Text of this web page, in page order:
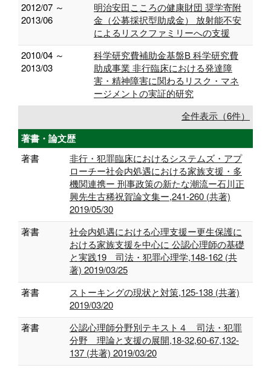
2012/07 ～
2013/06
明治安田こころの健康財団 奨学寄附
金（公募採択型助成金） 放射能不安
によるリスクファミリーへの支援
2010/04 ～
2013/03
科学研究費補助金基盤B 科学研究費
助成事業 非行臨床における発達障
害・精神障害に関わるリスク・マネ
ージメントの実証的研究
全件表示（6件）
著書・論文歴
著書
非行・犯罪臨床におけるシステムズ・アプ
ローチー社会内処遇における家族支援・多
機関連携ー 刑事政策の新たな潮流ー石川正
興先生古稀祝賀論文集ー,241-260 (共著)
2019/05/30
著書
社会内処遇における心理支援ー更生保護に
おける家族支援を中心に 公認心理師の基礎
と実践19 司法・犯罪心理学,148-162 (共
著) 2019/03/25
著書
ストーキングの現状と対策,125-138 (共著)
2019/03/20
著書
公認心理師分野別テキスト４ 司法・犯罪
分野 理論と支援の展開,18-32,60-67,132-
137 (共著) 2019/03/20